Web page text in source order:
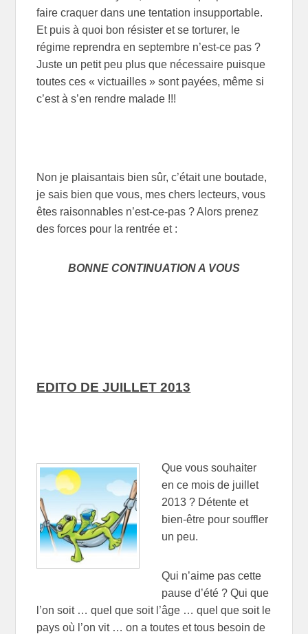
faire craquer dans une tentation insupportable.
Et puis à quoi bon résister et se torturer, le
régime reprendra en septembre n’est-ce pas ?
Juste un petit peu plus que nécessaire puisque
toutes ces « victuailles » sont payées, même si
c’est à s’en rendre malade !!!
Non je plaisantais bien sûr, c’était une boutade,
je sais bien que vous, mes chers lecteurs, vous
êtes raisonnables n’est-ce-pas ? Alors prenez
des forces pour la rentrée et :
BONNE CONTINUATION A VOUS
EDITO DE JUILLET 2013
Que vous souhaiter
en ce mois de juillet
2013 ? Détente et
bien-être pour souffler
un peu.
Qui n’aime pas cette
pause d’été ? Qui que
l’on soit … quel que soit l’âge … quel que soit le
pays où l’on vit … on a toutes et tous besoin de